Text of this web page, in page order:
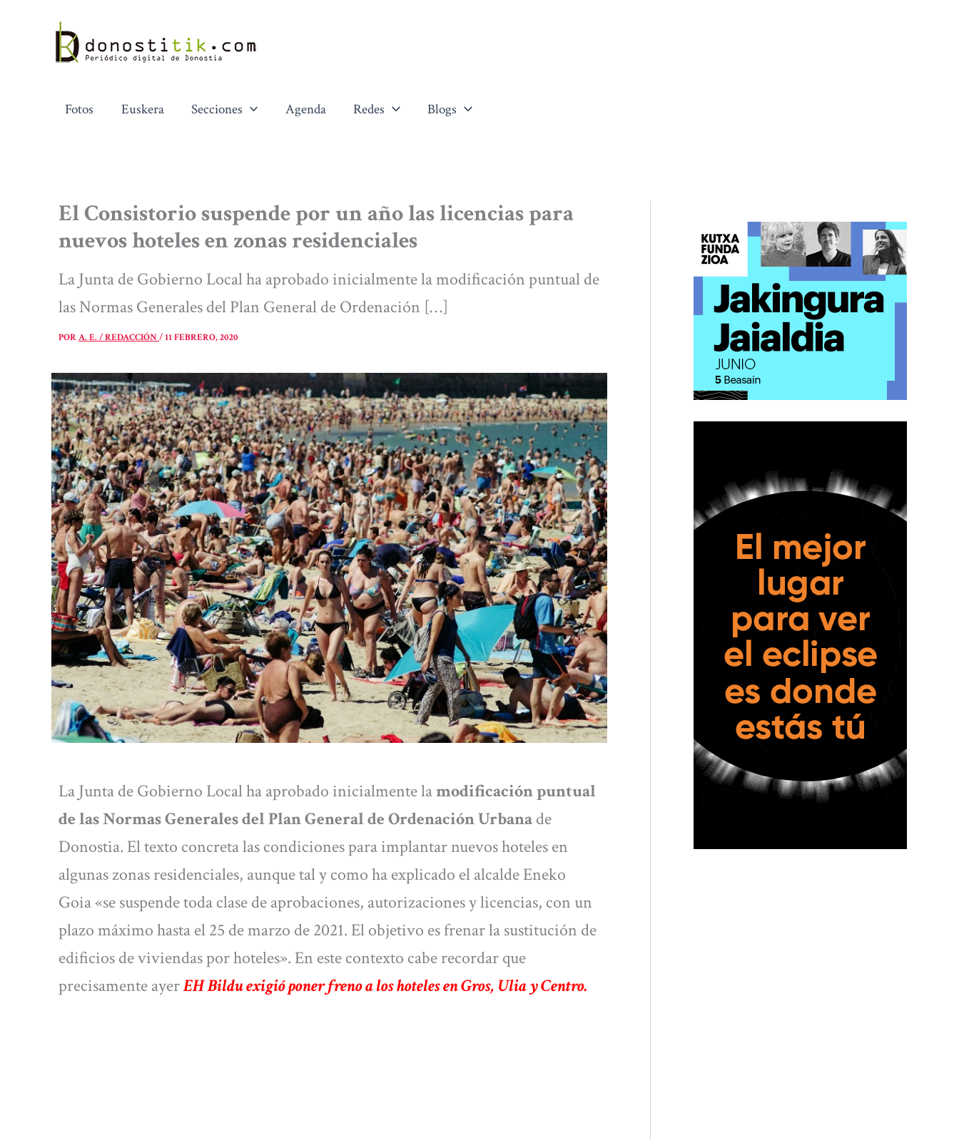
contenido
Fotos Euskera Secciones Agenda Redes Blogs
El Consistorio suspende por un año las licencias para
nuevos hoteles en zonas residenciales
La Junta de Gobierno Local ha aprobado inicialmente la modificación puntual de
las Normas Generales del Plan General de Ordenación […]
PORA. E. / REDACCIÓN/11 FEBRERO, 2020
La Junta de Gobierno Local ha aprobado inicialmente lamodificación puntual
de las Normas Generales del Plan General de Ordenación Urbanade
Donostia. El texto concreta las condiciones para implantar nuevos hoteles en
algunas zonas residenciales, aunque tal y como ha explicado el alcalde Eneko
Goia «se suspende toda clase de aprobaciones, autorizaciones y licencias, con un
plazo máximo hasta el 25 de marzo de 2021. El objetivo es frenar la sustitución de
edificios de viviendas por hoteles». En este contexto cabe recordar que
precisamente ayerEH Bildu exigió poner freno a los hoteles en Gros, Ulia y Centro.